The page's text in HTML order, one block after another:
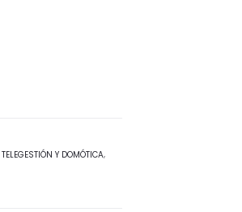
TELEGESTIÓN Y DOMÓTICA,